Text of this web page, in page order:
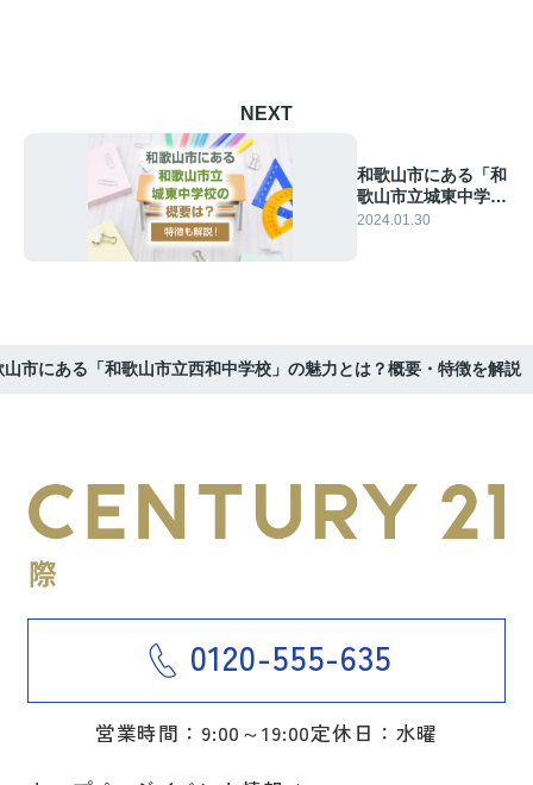
NEXT
和歌山市にある「和
歌山市立城東中学
校」の概要は？特徴
2024.01.30
山市にある「和歌山市立西和中学校」の魅力とは？概要・特徴を解説
0120-555-635
営業時間：9:00～19:00定休日：水曜